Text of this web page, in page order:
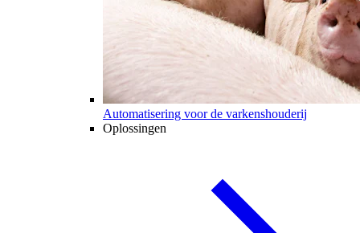
Automatisering voor de varkenshouderij
Oplossingen